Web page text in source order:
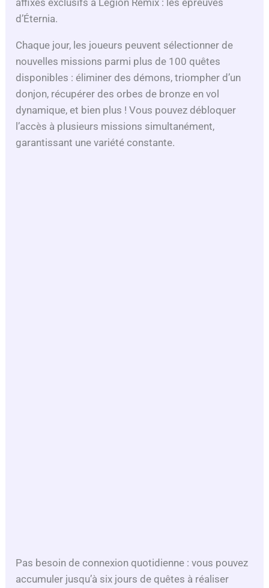
d’Éternia.
Chaque jour, les joueurs peuvent sélectionner de
nouvelles missions parmi plus de 100 quêtes
disponibles : éliminer des démons, triompher d’un
donjon, récupérer des orbes de bronze en vol
dynamique, et bien plus ! Vous pouvez débloquer
l’accès à plusieurs missions simultanément,
garantissant une variété constante.
Pas besoin de connexion quotidienne : vous pouvez
accumuler jusqu’à six jours de quêtes à réaliser